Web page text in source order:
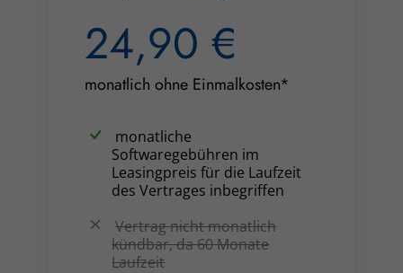
24,90 €
monatlich ohne Einmalkosten*
monatliche
Softwaregebühren im
Leasingpreis für die Laufzeit
des Vertrages inbegriffen
Vertrag nicht monatlich
kündbar, da 60 Monate
Laufzeit